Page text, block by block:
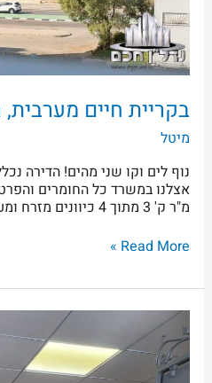
בקריית חיים
מיטל
נוף לים וקו שני מהים! הדירה
מ"ר ק' 3 מתוך 4 כיוונים מזרח ומערב
Read More »
קריית
חיים,
רחוב
האיצטדיון